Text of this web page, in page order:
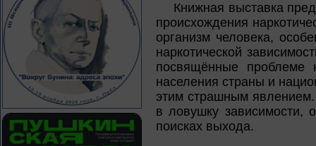
Книжная выставка
происхождения
организм человека,
наркотической
посвящённые проблеме
населения страны и
этим страшным явлением.
в ловушку зависимости,
поисках выхода.